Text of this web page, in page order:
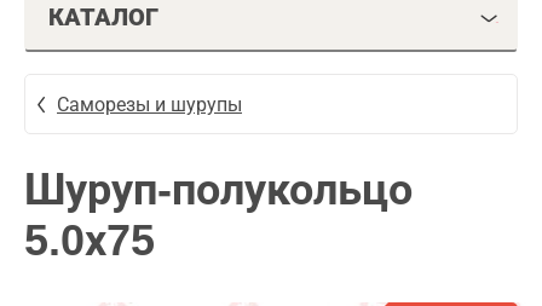
КАТАЛОГ
Саморезы и шурупы
Шуруп-полукольцо
5.0х75